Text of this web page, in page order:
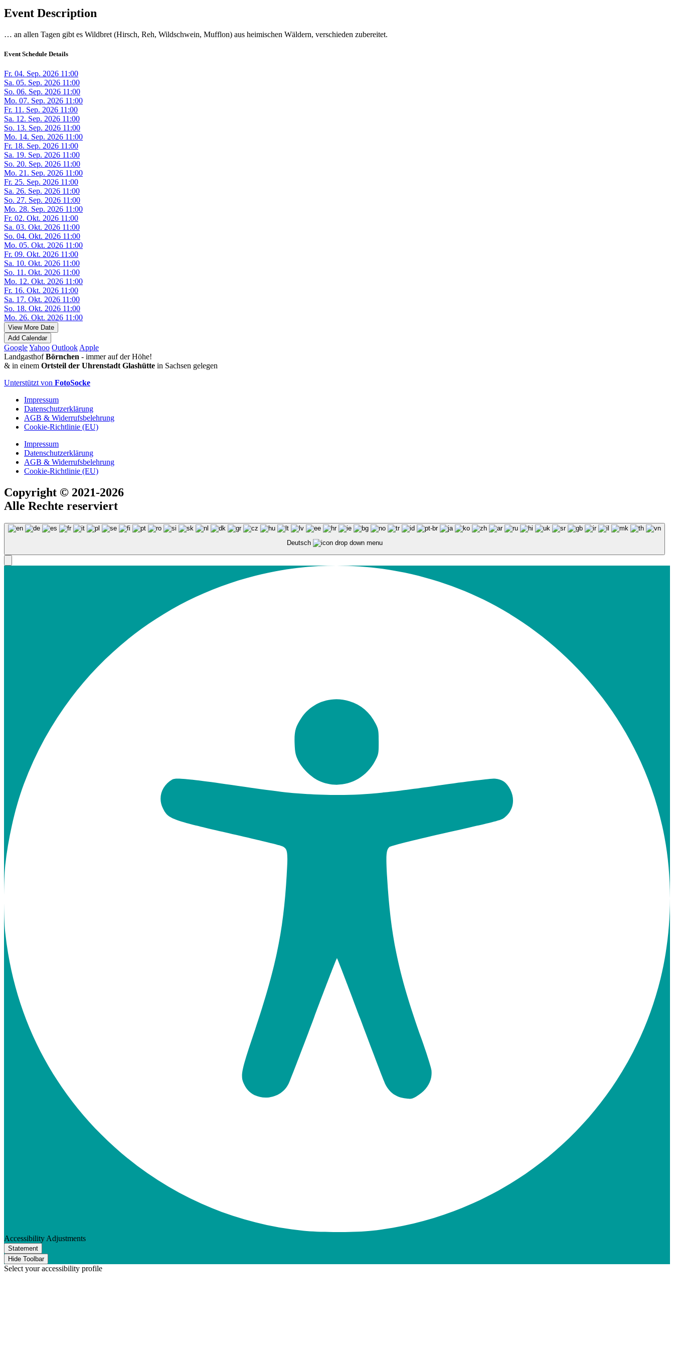
Event Description
… an allen Tagen gibt es Wildbret (Hirsch, Reh, Wildschwein, Mufflon) aus heimischen Wäldern, verschieden zubereitet.
Event Schedule Details
Fr. 04. Sep. 2026 11:00
Sa. 05. Sep. 2026 11:00
So. 06. Sep. 2026 11:00
Mo. 07. Sep. 2026 11:00
Fr. 11. Sep. 2026 11:00
Sa. 12. Sep. 2026 11:00
So. 13. Sep. 2026 11:00
Mo. 14. Sep. 2026 11:00
Fr. 18. Sep. 2026 11:00
Sa. 19. Sep. 2026 11:00
So. 20. Sep. 2026 11:00
Mo. 21. Sep. 2026 11:00
Fr. 25. Sep. 2026 11:00
Sa. 26. Sep. 2026 11:00
So. 27. Sep. 2026 11:00
Mo. 28. Sep. 2026 11:00
Fr. 02. Okt. 2026 11:00
Sa. 03. Okt. 2026 11:00
So. 04. Okt. 2026 11:00
Mo. 05. Okt. 2026 11:00
Fr. 09. Okt. 2026 11:00
Sa. 10. Okt. 2026 11:00
So. 11. Okt. 2026 11:00
Mo. 12. Okt. 2026 11:00
Fr. 16. Okt. 2026 11:00
Sa. 17. Okt. 2026 11:00
So. 18. Okt. 2026 11:00
Mo. 26. Okt. 2026 11:00
View More Date
Add Calendar
GoogleYahoo Outlook Apple
LandgasthofBörnchen - immer auf der Höhe!
& in einem Ortsteil der Uhrenstadt Glashütte in Sachsen gelegen
Unterstützt von FotoSocke
Impressum
Datenschutzerklärung
AGB & Widerrufsbelehrung
Cookie-Richtlinie (EU)
Impressum
Datenschutzerklärung
AGB & Widerrufsbelehrung
Cookie-Richtlinie (EU)
Copyright © 2021-2026
Alle Rechte reserviert
Deutsch
Accessibility Adjustments
Statement
Hide Toolbar
Select your accessibility profile